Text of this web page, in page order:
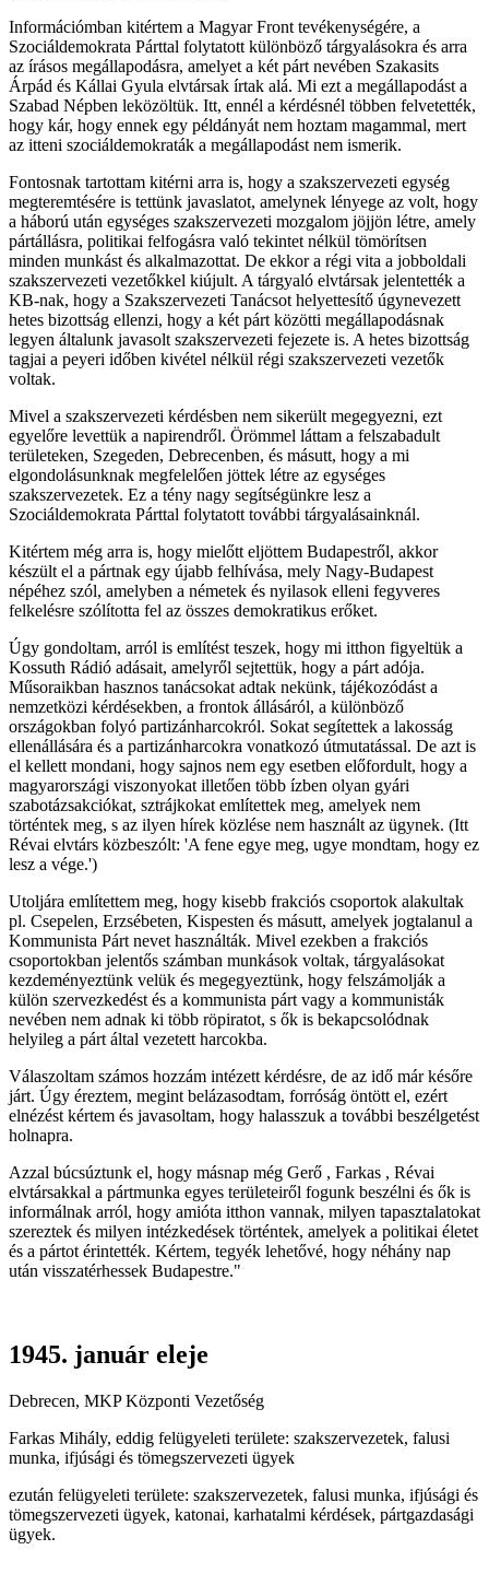
Információmban kitértem a Magyar Front tevékenységére, a
Szociáldemokrata Párttal folytatott különböző tárgyalásokra és arra
az írásos megállapodásra, amelyet a két párt nevében Szakasits
Árpád és Kállai Gyula elvtársak írtak alá. Mi ezt a megállapodást a
Szabad Népben leközöltük. Itt, ennél a kérdésnél többen felvetették,
hogy kár, hogy ennek egy példányát nem hoztam magammal, mert
az itteni szociáldemokraták a megállapodást nem ismerik.
Fontosnak tartottam kitérni arra is, hogy a szakszervezeti egység
megteremtésére is tettünk javaslatot, amelynek lényege az volt, hogy
a háború után egységes szakszervezeti mozgalom jöjjön létre, amely
pártállásra, politikai felfogásra való tekintet nélkül tömörítsen
minden munkást és alkalmazottat. De ekkor a régi vita a jobboldali
szakszervezeti vezetőkkel kiújult. A tárgyaló elvtársak jelentették a
KB-nak, hogy a Szakszervezeti Tanácsot helyettesítő úgynevezett
hetes bizottság ellenzi, hogy a két párt közötti megállapodásnak
legyen általunk javasolt szakszervezeti fejezete is. A hetes bizottság
tagjai a peyeri időben kivétel nélkül régi szakszervezeti vezetők
voltak.
Mivel a szakszervezeti kérdésben nem sikerült megegyezni, ezt
egyelőre levettük a napirendről. Örömmel láttam a felszabadult
területeken, Szegeden, Debrecenben, és másutt, hogy a mi
elgondolásunknak megfelelően jöttek létre az egységes
szakszervezetek. Ez a tény nagy segítségünkre lesz a
Szociáldemokrata Párttal folytatott további tárgyalásainknál.
Kitértem még arra is, hogy mielőtt eljöttem Budapestről, akkor
készült el a pártnak egy újabb felhívása, mely Nagy-Budapest
népéhez szól, amelyben a németek és nyilasok elleni fegyveres
felkelésre szólította fel az összes demokratikus erőket.
Úgy gondoltam, arról is említést teszek, hogy mi itthon figyeltük a
Kossuth Rádió adásait, amelyről sejtettük, hogy a párt adója.
Műsoraikban hasznos tanácsokat adtak nekünk, tájékozódást a
nemzetközi kérdésekben, a frontok állásáról, a különböző
országokban folyó partizánharcokról. Sokat segítettek a lakosság
ellenállására és a partizánharcokra vonatkozó útmutatással. De azt is
el kellett mondani, hogy sajnos nem egy esetben előfordult, hogy a
magyarországi viszonyokat illetően több ízben olyan gyári
szabotázsakciókat, sztrájkokat említettek meg, amelyek nem
történtek meg, s az ilyen hírek közlése nem használt az ügynek. (Itt
Révai elvtárs közbeszólt: 'A fene egye meg, ugye mondtam, hogy ez
lesz a vége.')
Utoljára említettem meg, hogy kisebb frakciós csoportok alakultak
pl. Csepelen, Erzsébeten, Kispesten és másutt, amelyek jogtalanul a
Kommunista Párt nevet használták. Mivel ezekben a frakciós
csoportokban jelentős számban munkások voltak, tárgyalásokat
kezdeményeztünk velük és megegyeztünk, hogy felszámolják a
külön szervezkedést és a kommunista párt vagy a kommunisták
nevében nem adnak ki több röpiratot, s ők is bekapcsolódnak
helyileg a párt által vezetett harcokba.
Válaszoltam számos hozzám intézett kérdésre, de az idő már későre
járt. Úgy éreztem, megint belázasodtam, forróság öntött el, ezért
elnézést kértem és javasoltam, hogy halasszuk a további beszélgetést
holnapra.
Azzal búcsúztunk el, hogy másnap még Gerő , Farkas , Révai
elvtársakkal a pártmunka egyes területeiről fogunk beszélni és ők is
informálnak arról, hogy amióta itthon vannak, milyen tapasztalatokat
szereztek és milyen intézkedések történtek, amelyek a politikai életet
és a pártot érintették. Kértem, tegyék lehetővé, hogy néhány nap
után visszatérhessek Budapestre."
1945. január eleje
Debrecen, MKP Központi Vezetőség
Farkas Mihály, eddig felügyeleti területe: szakszervezetek, falusi
munka, ifjúsági és tömegszervezeti ügyek
ezután felügyeleti területe: szakszervezetek, falusi munka, ifjúsági és
tömegszervezeti ügyek, katonai, karhatalmi kérdések, pártgazdasági
ügyek.